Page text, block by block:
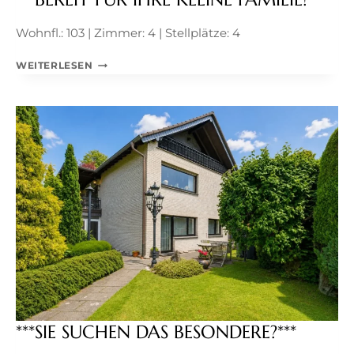
Wohnfl.: 103 | Zimmer: 4 | Stellplätze: 4
WEITERLESEN ***BEREIT
KLEINE
FAMILIE!***
***SIE SUCHEN DAS BESONDERE?***